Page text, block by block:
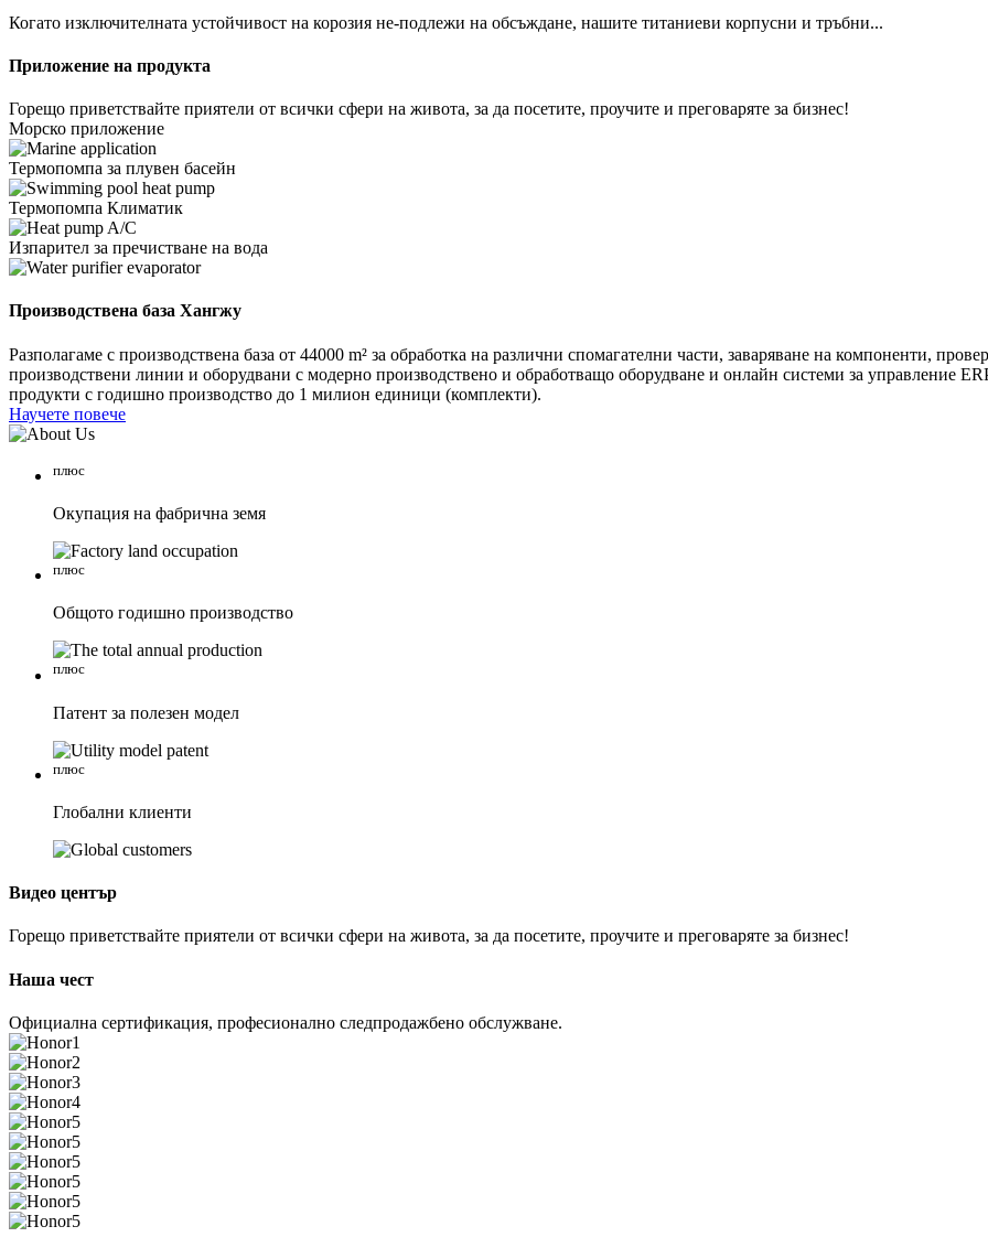
Когато изключителната устойчивост на корозия не-подлежи на обсъждане, нашите титаниеви корпусни и тръбни...
Приложение на продукта
Горещо приветствайте приятели от всички сфери на живота, за да посетите, проучите и преговаряте за бизнес!
Морско приложение
Термопомпа за плувен басейн
Термопомпа Климатик
Изпарител за пречистване на вода
Производствена база Хангжу
Разполагаме с производствена база от 44000 m² за обработка на различни спомагателни части, заваряване на компоненти,
производствени линии и оборудвани с модерно производствено и обработващо оборудване и онлайн системи за управление
продукти с годишно производство до 1 милион единици (комплекти).
Научете повече
плюс
Окупация на фабрична земя
плюс
Общото годишно производство
плюс
Патент за полезен модел
плюс
Глобални клиенти
Видео център
Горещо приветствайте приятели от всички сфери на живота, за да посетите, проучите и преговаряте за бизнес!
Наша чест
Официална сертификация, професионално следпродажбено обслужване.